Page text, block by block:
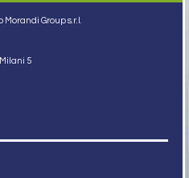
Morandi Group s.r.l.
5